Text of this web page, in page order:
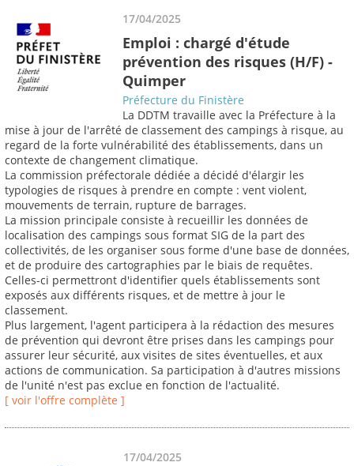
17/04/2025
Emploi : chargé d'étude
prévention des risques (H/F) -
Quimper
Préfecture du Finistère
La DDTM travaille avec la Préfecture à la
mise à jour de l'arrêté de classement des campings à risque, au
regard de la forte vulnérabilité des établissements, dans un
contexte de changement climatique.
La commission préfectorale dédiée a décidé d'élargir les
typologies de risques à prendre en compte : vent violent,
mouvements de terrain, rupture de barrages.
La mission principale consiste à recueillir les données de
localisation des campings sous format SIG de la part des
collectivités, de les organiser sous forme d'une base de données,
et de produire des cartographies par le biais de requêtes.
Celles-ci permettront d'identifier quels établissements sont
exposés aux différents risques, et de mettre à jour le
classement.
Plus largement, l'agent participera à la rédaction des mesures
de prévention qui devront être prises dans les campings pour
assurer leur sécurité, aux visites de sites éventuelles, et aux
actions de communication. Sa participation à d'autres missions
de l'unité n'est pas exclue en fonction de l'actualité.
[ voir l'offre complète ]
17/04/2025